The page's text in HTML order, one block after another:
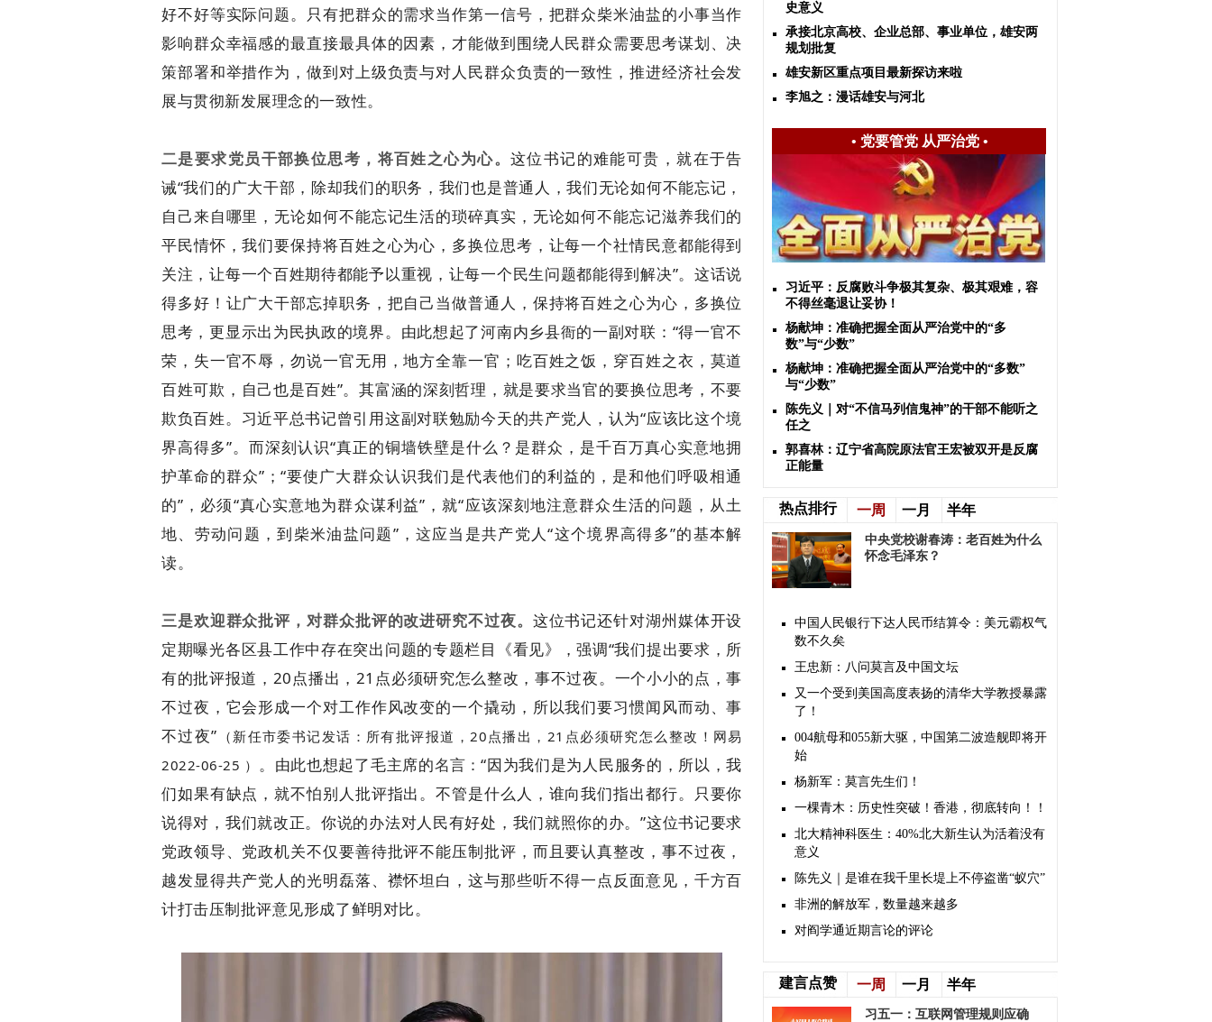
好不好等实际问题。只有把群众的需求当作第一信号，把群众柴米油盐的小事当作
影响群众幸福感的最直接最具体的因素，才能做到围绕人民群众需要思考谋划、决
策部署和举措作为，做到对上级负责与对人民群众负责的一致性，推进经济社会发
展与贯彻新发展理念的一致性。
二是要求党员干部换位思考，将百姓之心为心。 这位书记的难能可贵，就在于告
诫“我们的广大干部，除却我们的职务，我们也是普通人，我们无论如何不能忘记，
自己来自哪里，无论如何不能忘记生活的琐碎真实，无论如何不能忘记滋养我们的
平民情怀，我们要保持将百姓之心为心，多换位思考，让每一个社情民意都能得到
关注，让每一个百姓期待都能予以重视，让每一个民生问题都能得到解决”。这话说
得多好！让广大干部忘掉职务，把自己当做普通人，保持将百姓之心为心，多换位
思考，更显示出为民执政的境界。由此想起了河南内乡县衙的一副对联：“得一官不
荣，失一官不辱，勿说一官无用，地方全靠一官；吃百姓之饭，穿百姓之衣，莫道
百姓可欺，自己也是百姓”。其富涵的深刻哲理，就是要求当官的要换位思考，不要
欺负百姓。习近平总书记曾引用这副对联勉励今天的共产党人，认为“应该比这个境
界高得多”。而深刻认识“真正的铜墙铁壁是什么？是群众，是千百万真心实意地拥
护革命的群众”；“要使广大群众认识我们是代表他们的利益的，是和他们呼吸相通
的”，必须“真心实意地为群众谋利益”，就“应该深刻地注意群众生活的问题，从土
地、劳动问题，到柴米油盐问题”，这应当是共产党人“这个境界高得多”的基本解
读。
三是欢迎群众批评，对群众批评的改进研究不过夜。 这位书记还针对湖州媒体开设
定期曝光各区县工作中存在突出问题的专题栏目《看见》，强调“我们提出要求，所
有的批评报道，20点播出，21点必须研究怎么整改，事不过夜。一个小小的点，事
不过夜，它会形成一个对工作作风改变的一个撬动，所以我们要习惯闻风而动、事
不过夜” （新任市委书记发话：所有批评报道，20点播出，21点必须研究怎么整改！网易
2022-06-25 ） 。由此也想起了毛主席的名言：“因为我们是为人民服务的，所以，我
们如果有缺点，就不怕别人批评指出。不管是什么人，谁向我们指出都行。只要你
说得对，我们就改正。你说的办法对人民有好处，我们就照你的办。”这位书记要求
党政领导、党政机关不仅要善待批评不能压制批评，而且要认真整改，事不过夜，
越发显得共产党人的光明磊落、襟怀坦白，这与那些听不得一点反面意见，千方百
计打击压制批评意见形成了鲜明对比。
史意义
承接北京高校、企业总部、事业单位，雄安两
规划批复
雄安新区重点项目最新探访来啦
李旭之：漫话雄安与河北
• 党要管党 从严治党•
习近平：反腐败斗争极其复杂、极其艰难，容
不得丝毫退让妥协！
杨献坤：准确把握全面从严治党中的“多
数”与“少数”
杨献坤：准确把握全面从严治党中的“多数”
与“少数”
陈先义｜对“不信马列信鬼神”的干部不能听之
任之
郭喜林：辽宁省高院原法官王宏被双开是反腐
正能量
热点排行 一周 一月 半年
中央党校谢春涛：老百姓为什么
怀念毛泽东？
中国人民银行下达人民币结算令：美元霸权气
数不久矣
王忠新：八问莫言及中国文坛
又一个受到美国高度表扬的清华大学教授暴露
了！
004航母和055新大驱，中国第二波造舰即将开
始
杨新军：莫言先生们！
一棵青木：历史性突破！香港，彻底转向！！
北大精神科医生：40%北大新生认为活着没有
意义
陈先义｜是谁在我千里长堤上不停盗凿“蚁穴”
非洲的解放军，数量越来越多
对阎学通近期言论的评论
建言点赞 一周 一月 半年
习五一：互联网管理规则应确